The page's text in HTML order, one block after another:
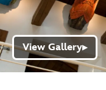
View Gallery▶